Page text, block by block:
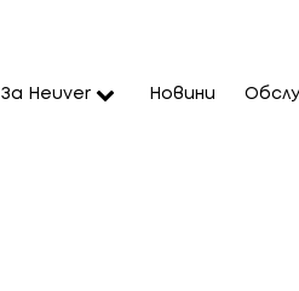
За Heuver Новини